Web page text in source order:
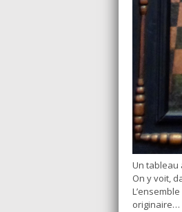
Un tableau
On y voit,
originaire…